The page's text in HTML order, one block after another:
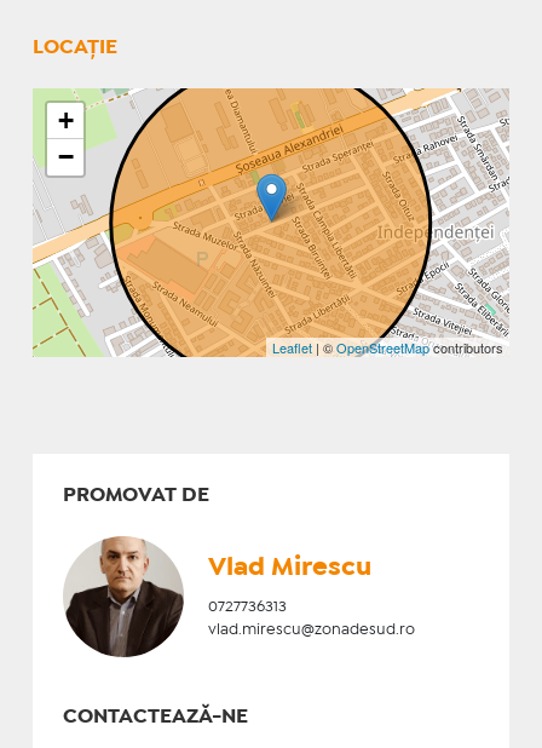
LOCAȚIE
+
−
Leaflet | ©OpenStreetMapcontributors
PROMOVAT DE
Vlad Mirescu
0727736313
vlad.mirescu@zonadesud.ro
CONTACTEAZĂ-NE